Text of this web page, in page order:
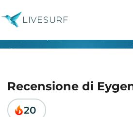
LIVESURF
Recensione di
20